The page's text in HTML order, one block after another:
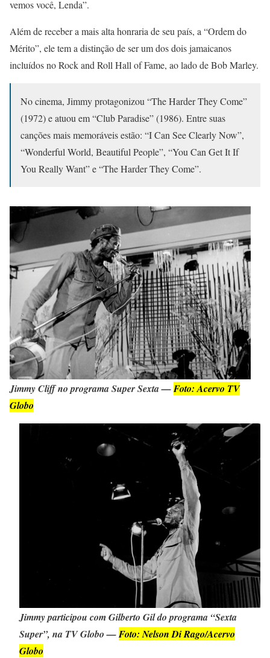
vemos você, Lenda”.
Além de receber a mais alta honraria de seu país, a “Ordem do
Mérito”, ele tem a distinção de ser um dos dois jamaicanos
incluídos no Rock and Roll Hall of Fame, ao lado de Bob Marley.
No cinema, Jimmy protagonizou “The Harder They Come”
(1972) e atuou em “Club Paradise” (1986). Entre suas
canções mais memoráveis estão: “I Can See Clearly Now”,
“Wonderful World, Beautiful People”, “You Can Get It If
You Really Want” e “The Harder They Come”.
Jimmy Cliff no programa Super Sexta —Foto: Acervo TV
Globo
Jimmy participou com Gilberto Gil do programa “Sexta
Super”, na TV Globo —Foto: Nelson Di Rago/Acervo
Globo